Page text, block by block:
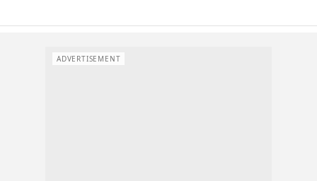
ADVERTISEMENT